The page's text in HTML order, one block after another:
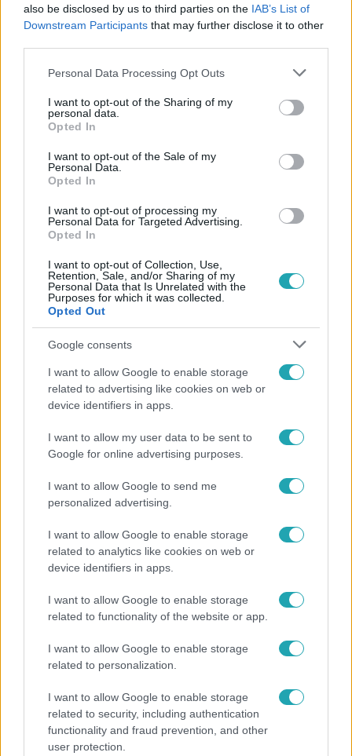
also be disclosed by us to third parties on the IAB’s List of
Downstream Participants that may further disclose it to other
Please note that this website/app uses one or more Google
not limited to your visit or usage behaviour. You may click to
grant or deny consent to Google and its third-party tags to
use your data for below specified purposes in below Google
consent section.
Personal Data Processing Opt Outs
I want to opt-out of the Sharing of my
personal data.
Opted In
I want to opt-out of the Sale of my
Personal Data.
Opted In
I want to opt-out of processing my
Personal Data for Targeted Advertising.
Opted In
I want to opt-out of Collection, Use,
Retention, Sale, and/or Sharing of my
Personal Data that Is Unrelated with the
Purposes for which it was collected.
Opted Out
Google consents
I want to allow Google to enable storage
related to advertising like cookies on web or
device identifiers in apps.
I want to allow my user data to be sent to
Google for online advertising purposes.
I want to allow Google to send me
personalized advertising.
I want to allow Google to enable storage
related to analytics like cookies on web or
device identifiers in apps.
I want to allow Google to enable storage
related to functionality of the website or app.
I want to allow Google to enable storage
related to personalization.
I want to allow Google to enable storage
related to security, including authentication
functionality and fraud prevention, and other
user protection.
#ELPUSZTULT #BORSOD
Népszerű
"Nem beszélek már vele évek óta" - Édesapja
Mindössze 214-en élnek a borsodi zsákfaluban,
ahol egyetlen játszótér jelenti a nyári szünetet